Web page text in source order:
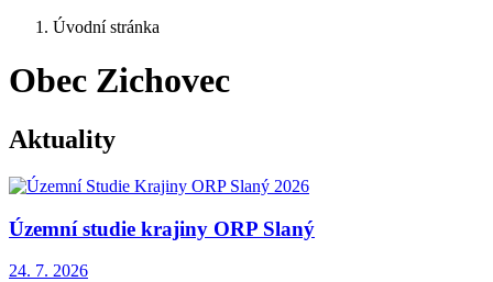
Úvodní stránka
Obec Zichovec
Aktuality
Územní studie krajiny ORP Slaný
24. 7. 2026